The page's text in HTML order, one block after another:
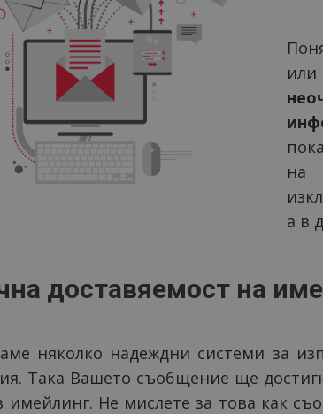
на
а в
доставяемост на
няколко надеждни системи за
Така Вашето съобщение ще
имейлинг. Не мислете за това как